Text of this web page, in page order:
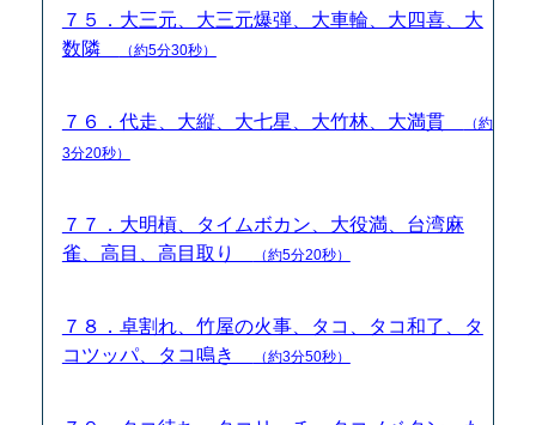
７５．大三元、大三元爆弾、大車輪、大四喜、大
数隣
（約5分30秒）
７６．代走、大縦、大七星、大竹林、大満貫
（約
3分20秒）
７７．大明槓、タイムボカン、大役満、台湾麻
雀、高目、高目取り
（約5分20秒）
７８．卓割れ、竹屋の火事、タコ、タコ和了、タ
コツッパ、タコ鳴き
（約3分50秒）